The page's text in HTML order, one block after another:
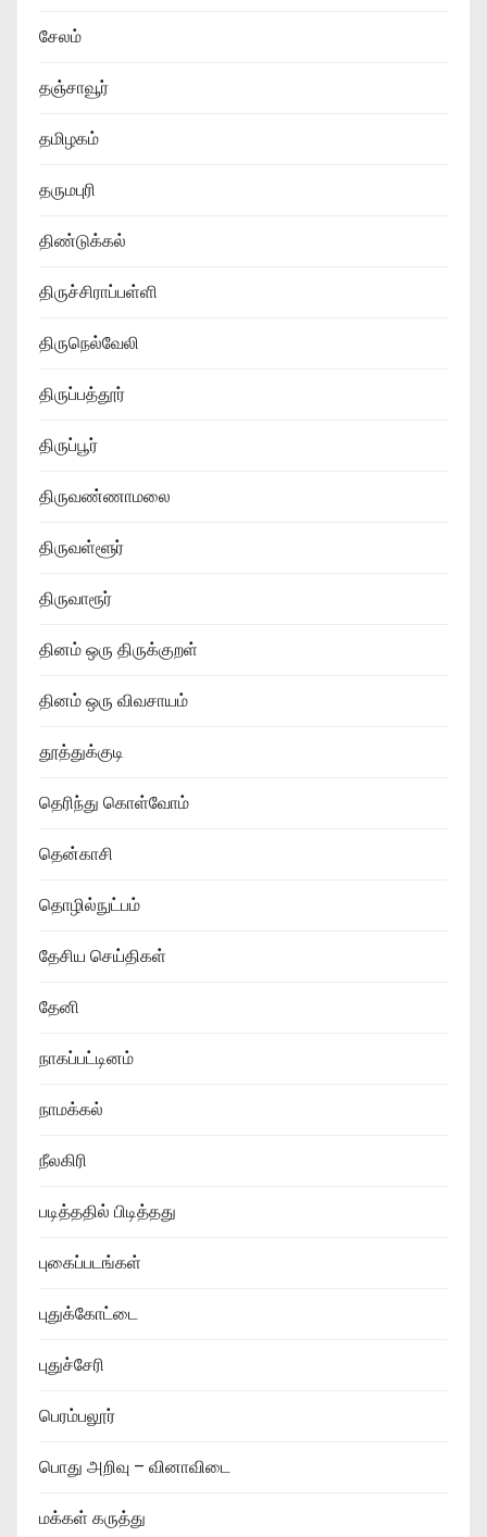
சேலம்
தஞ்சாவூர்
தமிழகம்
தருமபுரி
திண்டுக்கல்
திருச்சிராப்பள்ளி
திருநெல்வேலி
திருப்பத்தூர்
திருப்பூர்
திருவண்ணாமலை
திருவள்ளூர்
திருவாரூர்
தினம் ஒரு திருக்குறள்
தினம் ஒரு விவசாயம்
தூத்துக்குடி
தெரிந்து கொள்வோம்
தென்காசி
தொழில்நுட்பம்
தேசிய செய்திகள்
தேனி
நாகப்பட்டினம்
நாமக்கல்
நீலகிரி
படித்ததில் பிடித்தது
புகைப்படங்கள்
புதுக்கோட்டை
புதுச்சேரி
பெரம்பலூர்
பொது அறிவு – வினாவிடை
மக்கள் கருத்து